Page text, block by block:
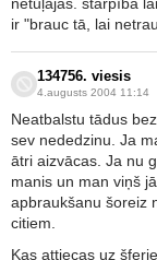
netūļājas. starpība
ir "brauc tā, lai
134756. viesis
4.augusts 2004 11:14
Neatbalstu tādus
sev nededzinu. Ja
ātri aizvācas. Ja nu
manis un man viņš
apbraukšanu šoreiz
citiem.
Kas attiecas uz